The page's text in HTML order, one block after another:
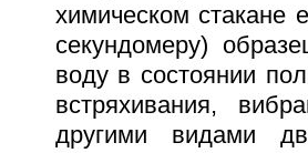
химическом
секундомеру)
воду в состоянии
встряхивания,
другими видами